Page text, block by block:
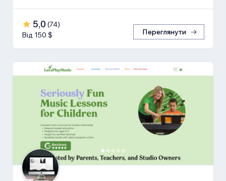
5,0 (74)
Від 150 $
Переглянути